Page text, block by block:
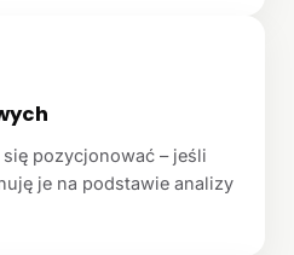
pozycjonować – jeśli
je na podstawie analizy